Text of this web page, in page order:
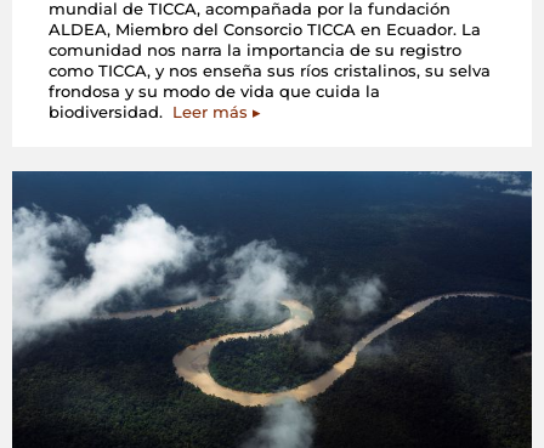
mundial de TICCA, acompañada por la fundación
ALDEA, Miembro del Consorcio TICCA en Ecuador. La
comunidad nos narra la importancia de su registro
como TICCA, y nos enseña sus ríos cristalinos, su selva
frondosa y su modo de vida que cuida la
biodiversidad. Leer más ▸